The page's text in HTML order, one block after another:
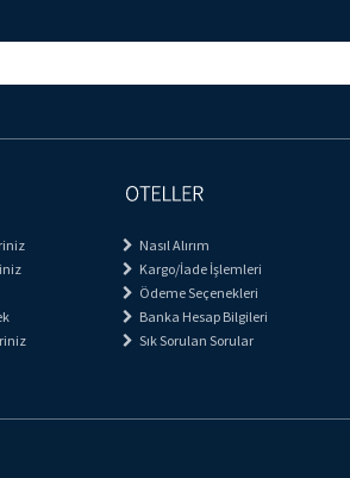
Nasıl Alırım
Kargo/İade İşlemleri
Ödeme Seçenekleri
Banka Hesap Bilgileri
Sık Sorulan Sorular